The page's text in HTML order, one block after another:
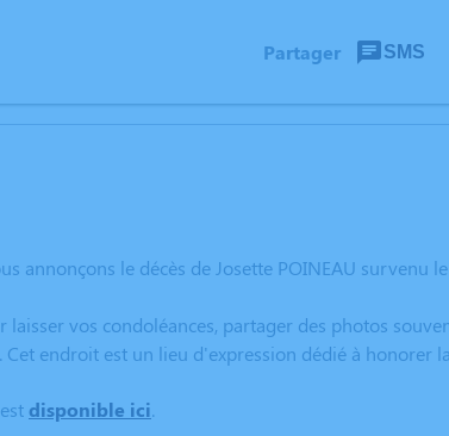
Partager SMS
annonçons le décès de Josette POINEAU survenu
vos condoléances, partager des photos
endroit est un lieu d'expression dédié à honorer
disponible ici.